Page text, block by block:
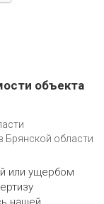
объекта
Брянской области
или ущербом